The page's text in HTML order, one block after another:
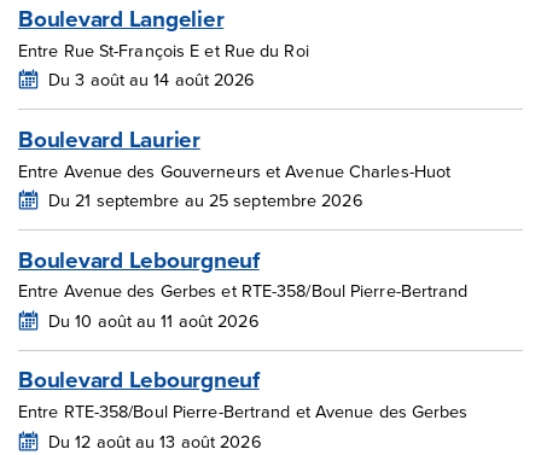
Boulevard Langelier
Entre Rue St-François E et Rue du Roi
Du 3 août au 14 août 2026
Boulevard Laurier
Entre Avenue des Gouverneurs et Avenue Charles-Huot
Du 21 septembre au 25 septembre 2026
Boulevard Lebourgneuf
Entre Avenue des Gerbes et RTE-358/Boul Pierre-Bertrand
Du 10 août au 11 août 2026
Boulevard Lebourgneuf
Entre RTE-358/Boul Pierre-Bertrand et Avenue des Gerbes
Du 12 août au 13 août 2026